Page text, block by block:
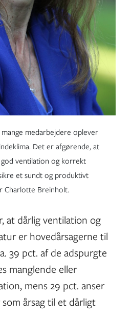
medarbejdere oplever
Det er afgørende, at
ventilation og korrekt
et sundt og produktivt
Charlotte Breinholt.
at dårlig ventilation og
er hovedårsagerne til
39 pct. af de adspurgte
manglende eller
mens 29 pct. anser
årsag til et dårligt